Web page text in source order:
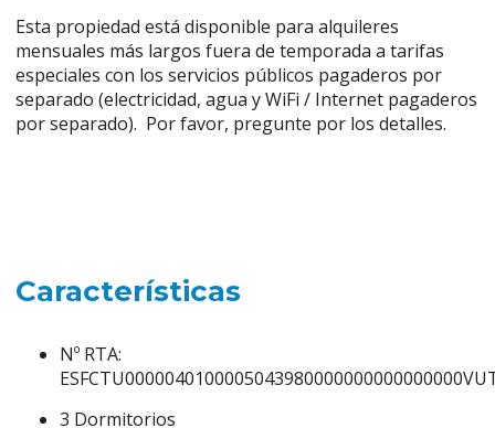
Esta propiedad está disponible para alquileres
mensuales más largos fuera de temporada a tarifas
especiales con los servicios públicos pagaderos por
separado (electricidad, agua y WiFi / Internet pagaderos
por separado). Por favor, pregunte por los detalles.
Características
Nº RTA:
3 Dormitorios